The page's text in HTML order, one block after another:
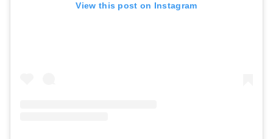
View this post on Instagram